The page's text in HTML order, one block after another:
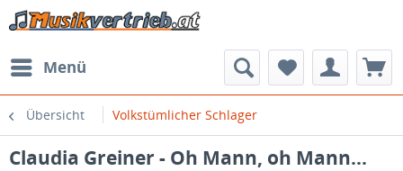
Menü
Übersicht Volkstümlicher Schlager
Claudia Greiner - Oh Mann, oh Mann...